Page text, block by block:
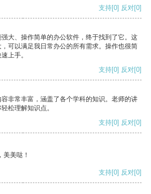
支持[0] 反对[0]
大、操作简单的办公软件，终于找到了它。这
可以满足我日常办公的所有需求。操作也很简
上手。
支持[0] 反对[0]
非常丰富，涵盖了各个学科的知识。老师的讲
松理解知识点。
支持[0] 反对[0]
美美哒！
支持[0] 反对[0]